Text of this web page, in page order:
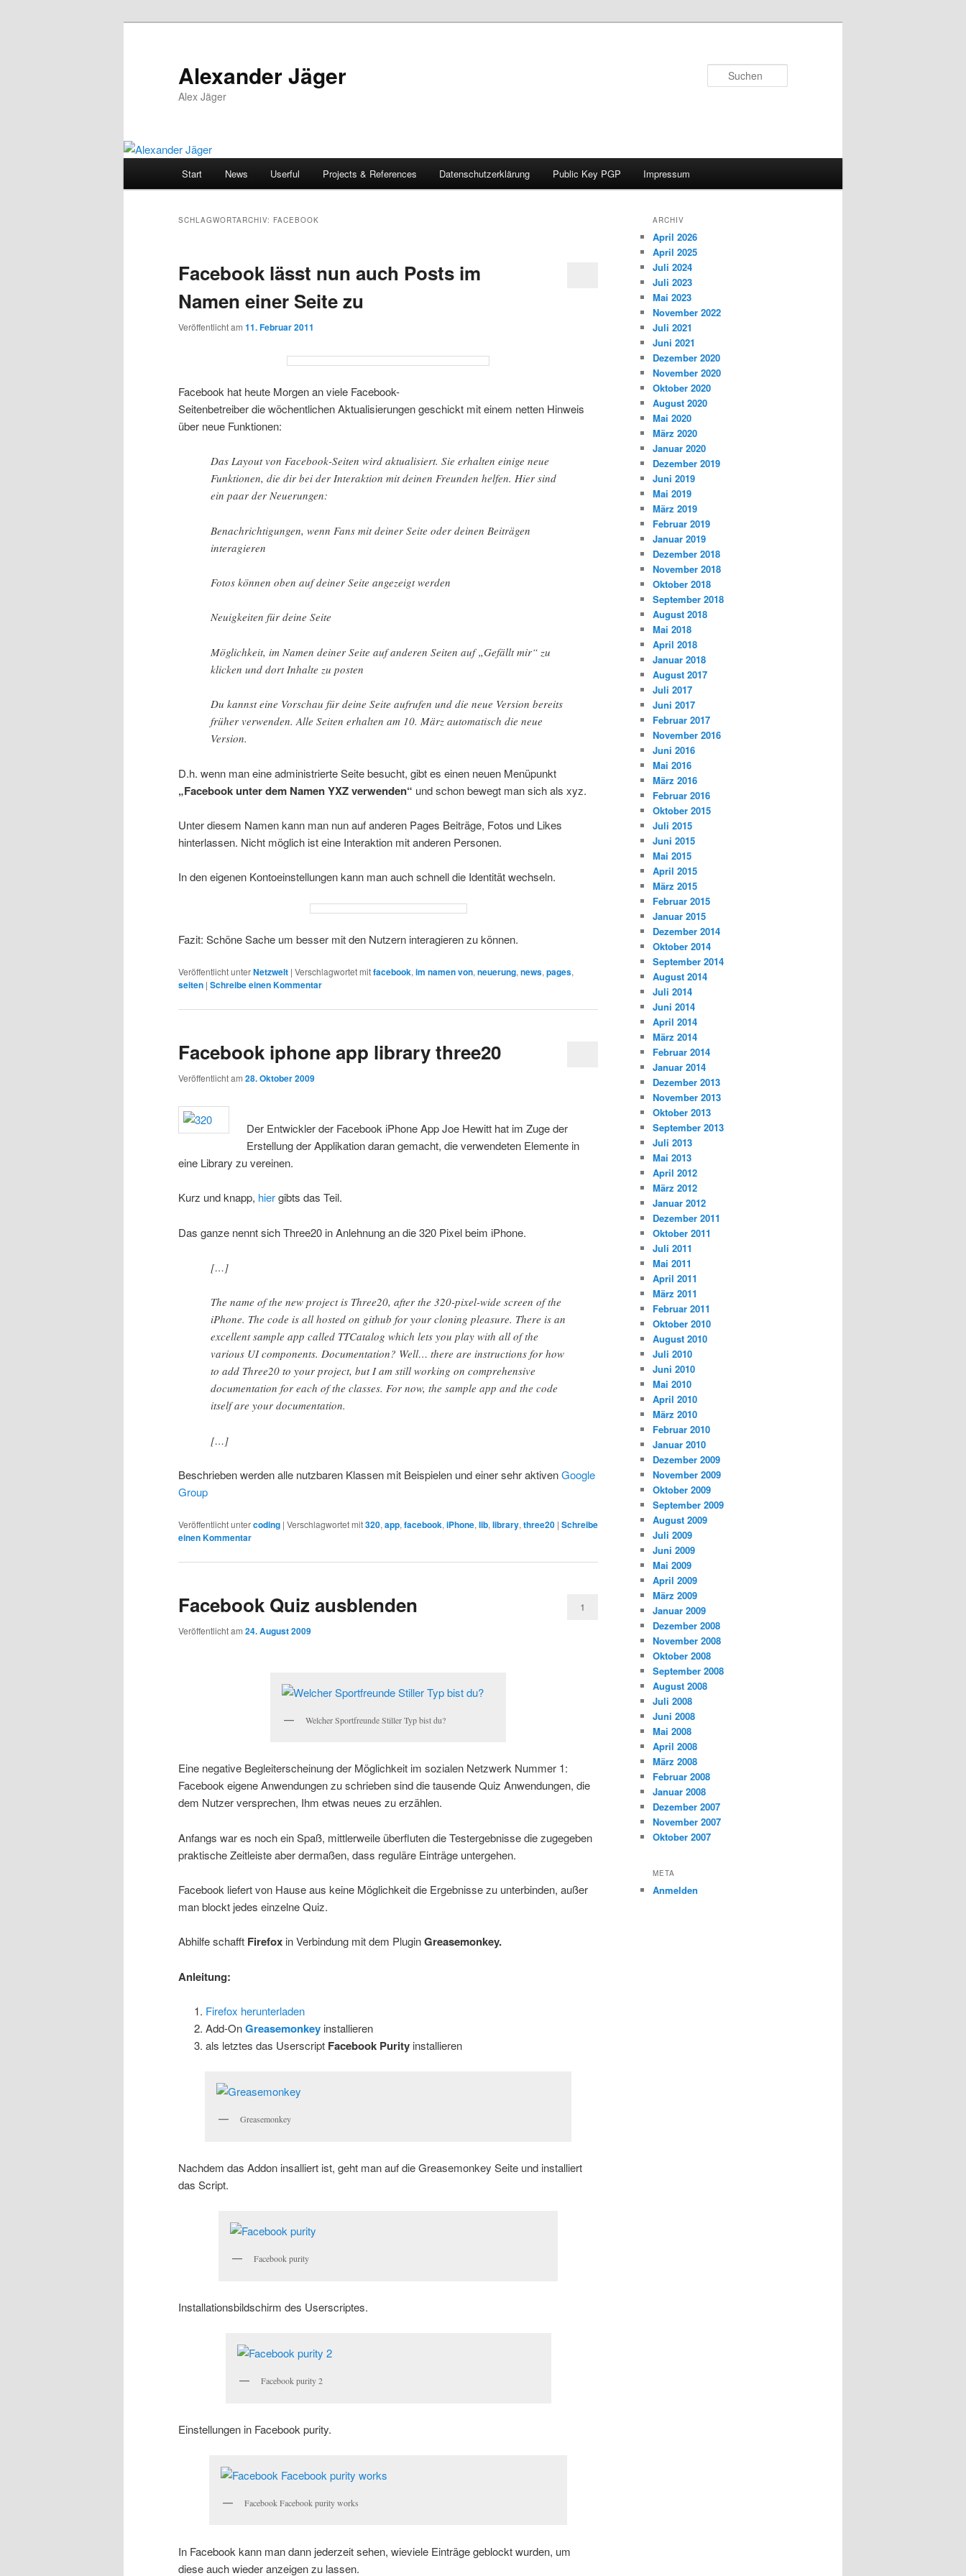
Alexander Jäger
Alex Jäger
Start News Userful Projects & References Datenschutzerklärung Public Key PGP Impressum
SCHLAGWORTARCHIV: FACEBOOK
Facebook lässt nun auch Posts im
Namen einer Seite zu
Veröffentlicht am 11. Februar 2011
Facebook hat heute Morgen an viele Facebook-
Seitenbetreiber die wöchentlichen Aktualisierungen geschickt mit einem netten Hinweis
über neue Funktionen:
Das Layout von Facebook-Seiten wird aktualisiert. Sie erhalten einige neue
Funktionen, die dir bei der Interaktion mit deinen Freunden helfen. Hier sind
ein paar der Neuerungen:
Benachrichtigungen, wenn Fans mit deiner Seite oder deinen Beiträgen
interagieren
Fotos können oben auf deiner Seite angezeigt werden
Neuigkeiten für deine Seite
Möglichkeit, im Namen deiner Seite auf anderen Seiten auf „Gefällt mir“ zu
klicken und dort Inhalte zu posten
Du kannst eine Vorschau für deine Seite aufrufen und die neue Version bereits
früher verwenden. Alle Seiten erhalten am 10. März automatisch die neue
Version.
D.h. wenn man eine administrierte Seite besucht, gibt es einen neuen Menüpunkt
„Facebook unter dem Namen YXZ verwenden“ und schon bewegt man sich als xyz.
Unter diesem Namen kann man nun auf anderen Pages Beiträge, Fotos und Likes
hinterlassen. Nicht möglich ist eine Interaktion mit anderen Personen.
In den eigenen Kontoeinstellungen kann man auch schnell die Identität wechseln.
Fazit: Schöne Sache um besser mit den Nutzern interagieren zu können.
Veröffentlicht unterNetzwelt | Verschlagwortet mitfacebook,im namen von,neuerung,news,pages,
seiten | Schreibe einen Kommentar
Facebook iphone app library three20
Veröffentlicht am 28. Oktober 2009
Der Entwickler der Facebook iPhone App Joe Hewitt hat im Zuge der
Erstellung der Applikation daran gemacht, die verwendeten Elemente in
eine Library zu vereinen.
Kurz und knapp, hiergibts das Teil.
Das ganze nennt sich Three20 in Anlehnung an die 320 Pixel beim iPhone.
[…]
The name of the new project is Three20, after the 320-pixel-wide screen of the
iPhone. The code is all hosted on github for your cloning pleasure. There is an
excellent sample app called TTCatalog which lets you play with all of the
various UI components. Documentation? Well… there are instructions for how
to add Three20 to your project, but I am still working on comprehensive
documentation for each of the classes. For now, the sample app and the code
itself are your documentation.
[…]
Beschrieben werden alle nutzbaren Klassen mit Beispielen und einer sehr aktivenGoogle
Group
Veröffentlicht untercoding | Verschlagwortet mit320, app, facebook, iPhone, lib, library, three20 | Schreibe
einen Kommentar
Facebook Quiz ausblenden
Veröffentlicht am 24. August 2009
1
Welcher Sportfreunde Stiller Typ bist du?
Eine negative Begleiterscheinung der Möglichkeit im sozialen Netzwerk Nummer 1:
Facebook eigene Anwendungen zu schrieben sind die tausende Quiz Anwendungen, die
dem Nutzer versprechen, Ihm etwas neues zu erzählen.
Anfangs war es noch ein Spaß, mittlerweile überfluten die Testergebnisse die zugegeben
praktische Zeitleiste aber dermaßen, dass reguläre Einträge untergehen.
Facebook liefert von Hause aus keine Möglichkeit die Ergebnisse zu unterbinden, außer
man blockt jedes einzelne Quiz.
Abhilfe schafft Firefox in Verbindung mit dem PluginGreasemonkey.
Anleitung:
Firefox herunterladen
Add-OnGreasemonkeyinstallieren
als letztes das Userscript Facebook Purityinstallieren
Greasemonkey
Nachdem das Addon insalliert ist, geht man auf die Greasemonkey Seite und installiert
das Script.
Facebook purity
Installationsbildschirm des Userscriptes.
Facebook purity 2
Einstellungen in Facebook purity.
Facebook Facebook purity works
In Facebook kann man dann jederzeit sehen, wieviele Einträge geblockt wurden, um
diese auch wieder anzeigen zu lassen.
ARCHIV
April 2026
April 2025
Juli 2024
Juli 2023
Mai 2023
November 2022
Juli 2021
Juni 2021
Dezember 2020
November 2020
Oktober 2020
August 2020
Mai 2020
März 2020
Januar 2020
Dezember 2019
Juni 2019
Mai 2019
März 2019
Februar 2019
Januar 2019
Dezember 2018
November 2018
Oktober 2018
September 2018
August 2018
Mai 2018
April 2018
Januar 2018
August 2017
Juli 2017
Juni 2017
Februar 2017
November 2016
Juni 2016
Mai 2016
März 2016
Februar 2016
Oktober 2015
Juli 2015
Juni 2015
Mai 2015
April 2015
März 2015
Februar 2015
Januar 2015
Dezember 2014
Oktober 2014
September 2014
August 2014
Juli 2014
Juni 2014
April 2014
März 2014
Februar 2014
Januar 2014
Dezember 2013
November 2013
Oktober 2013
September 2013
Juli 2013
Mai 2013
April 2012
März 2012
Januar 2012
Dezember 2011
Oktober 2011
Juli 2011
Mai 2011
April 2011
März 2011
Februar 2011
Oktober 2010
August 2010
Juli 2010
Juni 2010
Mai 2010
April 2010
März 2010
Februar 2010
Januar 2010
Dezember 2009
November 2009
Oktober 2009
September 2009
August 2009
Juli 2009
Juni 2009
Mai 2009
April 2009
März 2009
Januar 2009
Dezember 2008
November 2008
Oktober 2008
September 2008
August 2008
Juli 2008
Juni 2008
Mai 2008
April 2008
März 2008
Februar 2008
Januar 2008
Dezember 2007
November 2007
Oktober 2007
META
Anmelden